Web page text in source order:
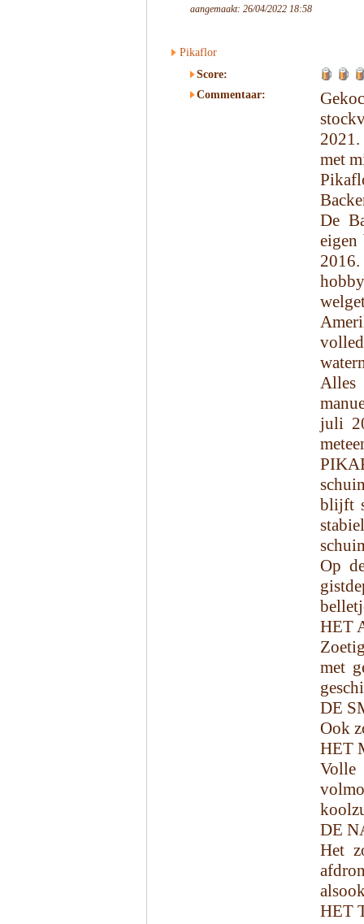
aangemaakt: 26/04/2022 18:58
Pikaflor
Score:
Commentaar:
met
De
eigen
Alles
juli
blijft
Op
HET
met
DE
Ook
HET
Volle
DE
Het
HET